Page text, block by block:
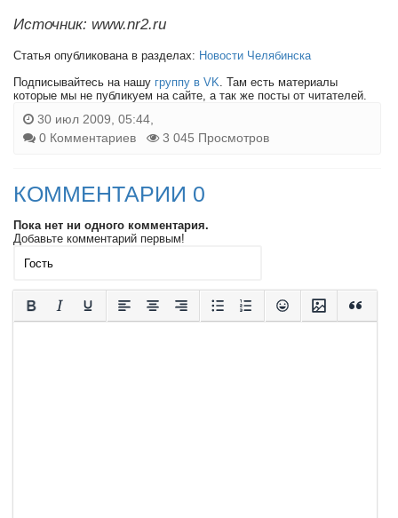
Источник: www.nr2.ru
Статья опубликована в разделах: Новости Челябинска
Подписывайтесь на нашу группу в VK. Там есть материалы
которые мы не публикуем на сайте, а так же посты от читателей.
30 июл 2009, 05:44,
0 Комментариев
3 045 Просмотров
КОММЕНТАРИИ 0
Пока нет ни одного комментария.
Добавьте комментарий первым!